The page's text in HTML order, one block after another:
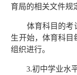
育局的相关文件规
体育科目的考试
生开始，体育科目
组织进行。
3.初中学业水平